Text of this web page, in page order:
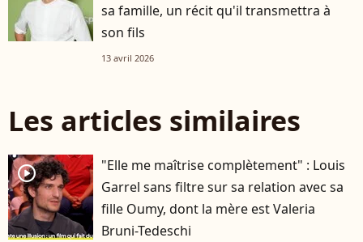
sa famille, un récit qu'il transmettra à
son fils
13 avril 2026
Les articles similaires
player2
"Elle me maîtrise complètement" : Louis
Garrel sans filtre sur sa relation avec sa
fille Oumy, dont la mère est Valeria
Bruni-Tedeschi